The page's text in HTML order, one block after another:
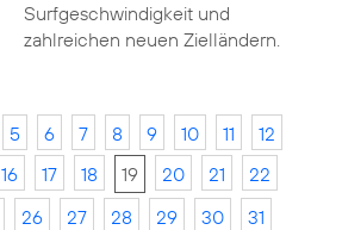
Surfgeschwindigkeit und
zahlreichen neuen Zielländern.
5 6 7 8 9 10 11
12
16 17 18 19 20 21
22
26 27 28 29 30
31